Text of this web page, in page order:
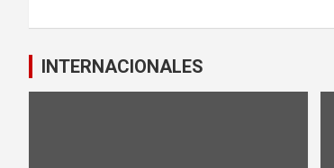
k
p
entradas
INTERNACIONALES